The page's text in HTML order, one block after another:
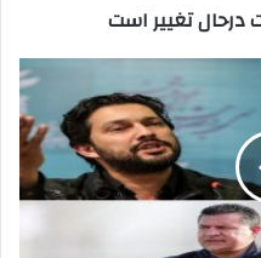
تغییر است